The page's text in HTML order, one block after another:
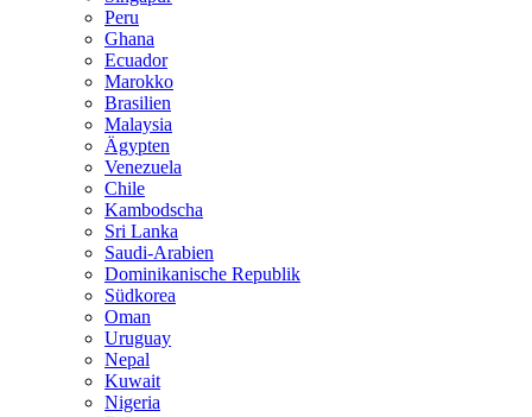
Peru
Ghana
Ecuador
Marokko
Brasilien
Malaysia
Ägypten
Venezuela
Chile
Kambodscha
Sri Lanka
Saudi-Arabien
Dominikanische Republik
Südkorea
Oman
Uruguay
Nepal
Kuwait
Nigeria